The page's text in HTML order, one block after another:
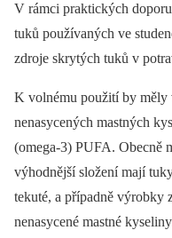
V rámci praktických
tuků používaných ve
zdroje skrytých tuků v
K volnému použití by měly
nenasycených mastných
(omega-3) PUFA. Obecně
výhodnější složení mají
tekuté, a případně výrobky
nenasycené mastné